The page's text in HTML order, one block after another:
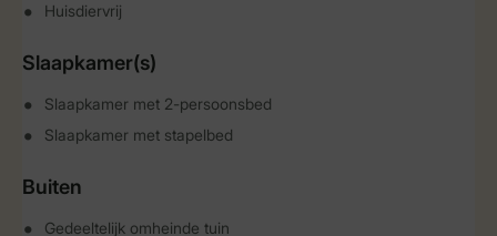
Huisdiervrij
Slaapkamer(s)
Slaapkamer met 2-persoonsbed
Slaapkamer met stapelbed
Buiten
Gedeeltelijk omheinde tuin